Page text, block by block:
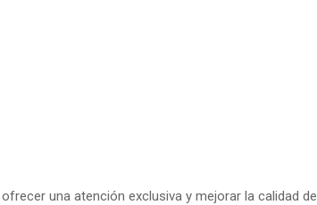
una atención exclusiva y mejorar la calidad de